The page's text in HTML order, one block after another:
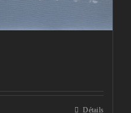
Détails